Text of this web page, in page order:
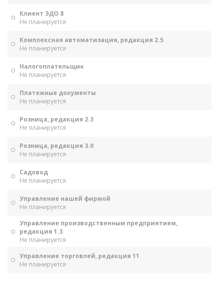
Клиент ЭДО 8
Не планируется
Комплексная автоматизация, редакция 2.5
Не планируется
Налогоплательщик
Не планируется
Платежные документы
Не планируется
Розница, редакция 2.3
Не планируется
Розница, редакция 3.0
Не планируется
Садовод
Не планируется
Управление нашей фирмой
Не планируется
Управление производственным предприятием,
редакция 1.3
Не планируется
Управление торговлей, редакция 11
Не планируется